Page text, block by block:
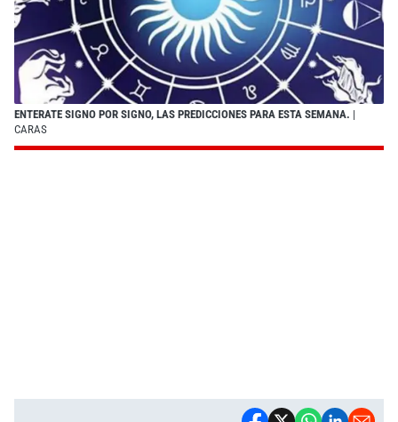
ENTERATE SIGNO POR SIGNO, LAS PREDICCIONES PARA ESTA SEMANA. |
CARAS